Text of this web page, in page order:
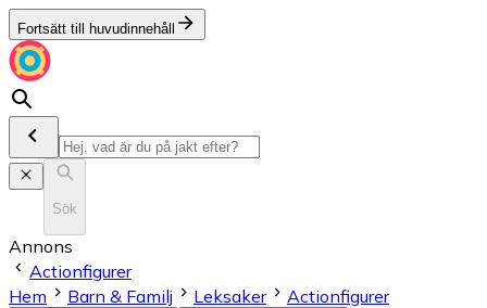
Fortsätt till huvudinnehåll
Sök
Annons
Actionfigurer
Hem
Barn & Familj Leksaker Actionfigurer